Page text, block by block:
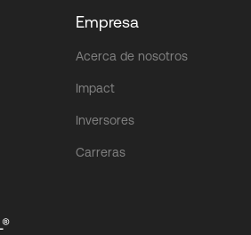
Empresa
Acerca de nosotros
Impact
Inversores
Carreras